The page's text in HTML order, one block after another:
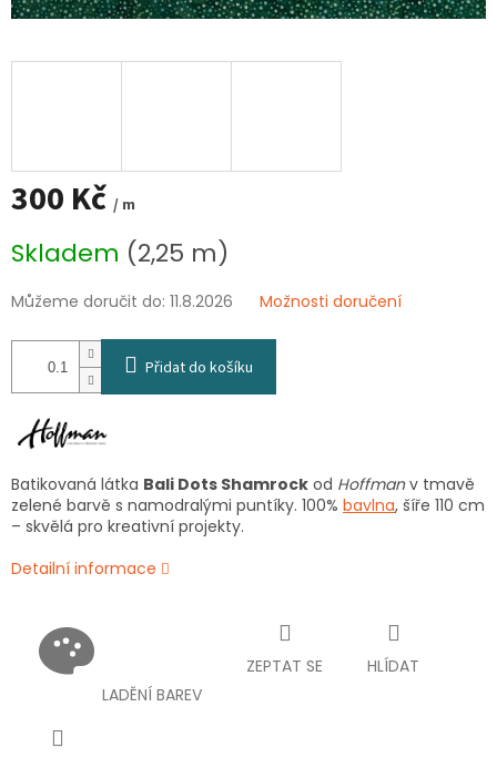
300 Kč / m
cena:
Skladem (2,25 m)
Můžeme doručit do: 11.8.2026 Možnosti doručení
Přidat do košíku
Batikovaná látka Bali Dots Shamrock od Hoffmanv tmavě
zelené barvě s namodralými puntíky. 100% bavlna, šíře 110 cm
– skvělá pro kreativní projekty.
Detailní informace
LADĚNÍ BAREV
ZEPTAT SE HLÍDAT